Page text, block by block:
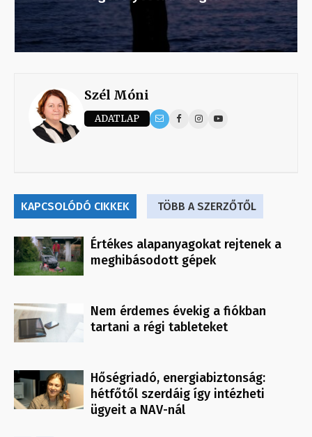
Szél Móni
ADATLAP
KAPCSOLÓDÓ CIKKEK TÖBB A SZERZŐTŐL
Értékes alapanyagokat rejtenek a
meghibásodott gépek
Nem érdemes évekig a fiókban
tartani a régi tableteket
Hőségriadó, energiabiztonság:
hétfőtől szerdáig így intézheti
ügyeit a NAV-nál